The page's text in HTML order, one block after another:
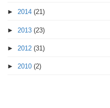
► 2014 (21)
► 2013 (23)
► 2012 (31)
► 2010 (2)